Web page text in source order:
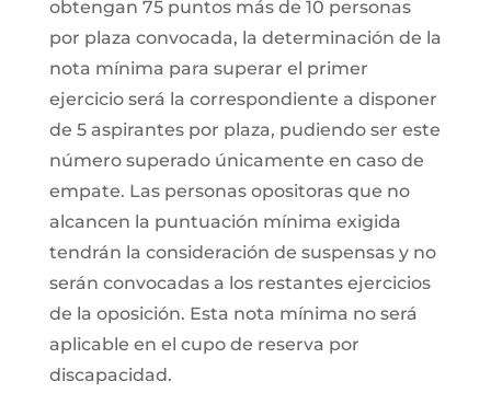
obtengan 75 puntos más de 10 personas
por plaza convocada, la determinación de la
nota mínima para superar el primer
ejercicio será la correspondiente a disponer
de 5 aspirantes por plaza, pudiendo ser este
número superado únicamente en caso de
empate. Las personas opositoras que no
alcancen la puntuación mínima exigida
tendrán la consideración de suspensas y no
serán convocadas a los restantes ejercicios
de la oposición. Esta nota mínima no será
aplicable en el cupo de reserva por
discapacidad.